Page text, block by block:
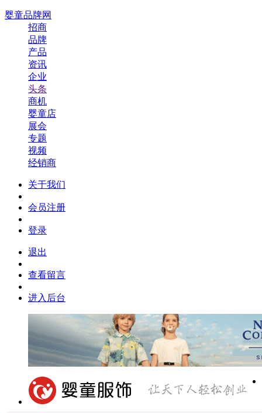
婴童品牌网
招商
品牌
产品
资讯
企业
头条
商机
婴童店
展会
专题
视频
经销商
关于我们
会员注册
登录
退出
查看留言
进入后台